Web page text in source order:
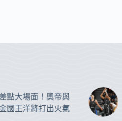
點大場面！奧帝與
國王洋將打出火氣